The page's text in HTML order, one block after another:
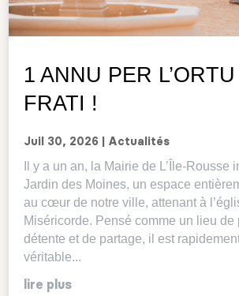
1 ANNU PER
FRATI !
Juil 30, 2026 Actualités
Il y a un an, la Mairie de L’Île-Rousse
Jardin des Moines, un espace
au cœur de notre ville, attenant à
Miséricorde. Pensé comme un lieu de
détente et de partage, il est
véritable...
lire plus